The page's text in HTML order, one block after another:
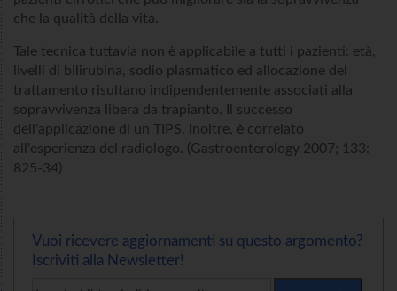
che la qualità della vita.
Tale tecnica tuttavia non è applicabile a tutti i pazienti: età,
livelli di bilirubina, sodio plasmatico ed allocazione del
trattamento risultano indipendentemente associati alla
sopravvivenza libera da trapianto. Il successo
dell'applicazione di un TIPS, inoltre, è correlato
all'esperienza del radiologo. (Gastroenterology 2007; 133:
825-34)
Vuoi ricevere aggiornamenti su questo argomento?
Iscriviti alla Newsletter!